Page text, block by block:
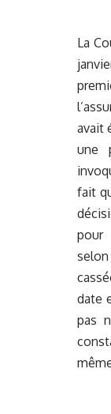
La
avait
une
fait
pour
date
pas